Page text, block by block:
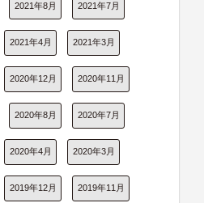
2021年8月 2021年7月
2021年4月 2021年3月
2020年12月 2020年11月
2020年8月 2020年7月
2020年4月 2020年3月
2019年12月 2019年11月